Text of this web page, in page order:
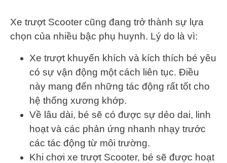
Xe trượt Scooter cũng đang trở thành sự lựa
chọn của nhiều bậc phụ huynh. Lý do là vì:
Xe trượt khuyến khích và kích thích bé yêu
có sự vận động một cách liên tục. Điều
này mang đến những tác động rất tốt cho
hệ thống xương khớp.
Về lâu dài, bé sẽ có được sự dẻo dai, linh
hoạt và các phản ứng nhanh nhạy trước
các tác động từ môi trường.
Khi chơi xe trượt Scooter, bé sẽ được hoạt